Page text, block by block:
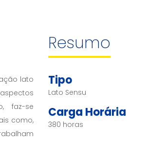
lato
faz-se
como,
Resumo
Tipo
Lato Sensu
Carga Horária
380 horas